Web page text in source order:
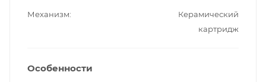
Механизм
Керамический
картридж
Особенности